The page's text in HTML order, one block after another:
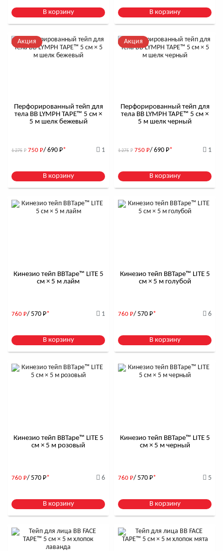
В корзину В корзину
Акция
Перфорированный тейп для
тела BB LYMPH TAPE™ 5 см ×
5 м шелк бежевый
1 275 Р 750 Р/ 690 Р* 1
В корзину
Акция
Перфорированный тейп для
тела BB LYMPH TAPE™ 5 см ×
5 м шелк черный
1 275 Р 750 Р/ 690 Р* 1
В корзину
Кинезио тейп BBTape™ LITE 5
см × 5 м лайм
760 Р/ 570 Р* 1
В корзину
Кинезио тейп BBTape™ LITE 5
см × 5 м голубой
760 Р/ 570 Р* 6
В корзину
Кинезио тейп BBTape™ LITE 5
см × 5 м розовый
760 Р/ 570 Р* 6
В корзину
Кинезио тейп BBTape™ LITE 5
см × 5 м черный
760 Р/ 570 Р* 5
В корзину